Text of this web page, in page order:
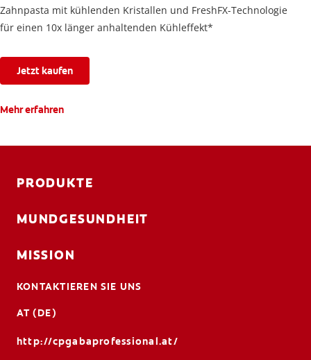
Zahnpasta mit kühlenden Kristallen und FreshFX-Technologie
für einen 10x länger anhaltenden Kühleffekt*
Jetzt kaufen
Mehr erfahren
PRODUKTE
MUNDGESUNDHEIT
MISSION
KONTAKTIEREN SIE UNS
AT (DE)
http://cpgabaprofessional.at/